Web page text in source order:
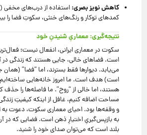
کاهش نویز بصری:
کمدهای توکار و رنگ‌های خنثی، سکوتِ فضا را
نتیجه‌گیری: معماریِ شنیدنِ خود
سکوت در معماری ایرانی، انفعال نیست؛
است. فضاهای خالی، جایی هستند که زندگی در
می‌یابد. دیوارها فقط بسترند، اما “فضا”
است) هدف است. ما امروز خانه‌هایی ساخته‌ایم
هستند، اما خالی از “روح”. ما فاصله‌ها را حذف
مساحت اضافه کنیم، غافل از اینکه کیفیتِ
و وقفه‌ها بود. احیای معماری سکوت، دعوت به
به بازپس‌گیریِ اختیارِ ذهن است. فضایی که در
بلند است که می‌توان صدای خود را شنید.